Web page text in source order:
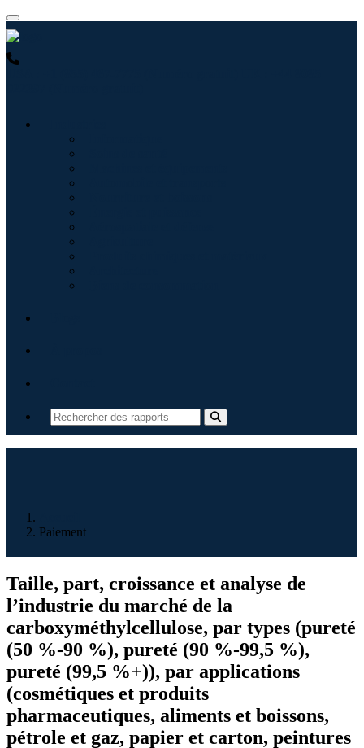
Paiement
Taille, part, croissance et analyse de
l’industrie du marché de la
carboxyméthylcellulose, par types (pureté
(50 %-90 %), pureté (90 %-99,5 %),
pureté (99,5 %+)), par applications
(cosmétiques et produits
pharmaceutiques, aliments et boissons,
pétrole et gaz, papier et carton, peintures